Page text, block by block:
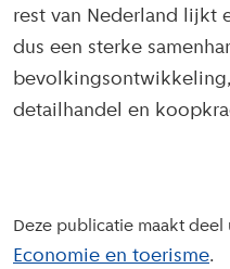
rest van Nederland lijkt
dus een sterke
detailhandel en
Deze publicatie maakt deel
Economie en toerisme